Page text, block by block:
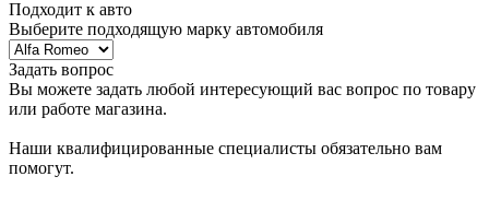
Подходит к авто
Выберите подходящую марку автомобиля
Задать вопрос
Вы можете задать любой интересующий вас вопрос по товару
или работе магазина.
Наши квалифицированные специалисты обязательно вам
помогут.